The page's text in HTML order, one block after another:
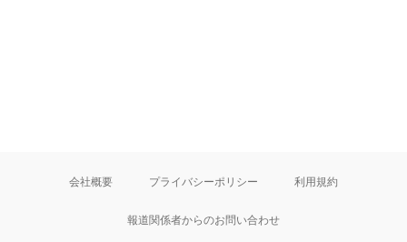
会社概要 プライバシーポリシー 利用規約
報道関係者からのお問い合わせ